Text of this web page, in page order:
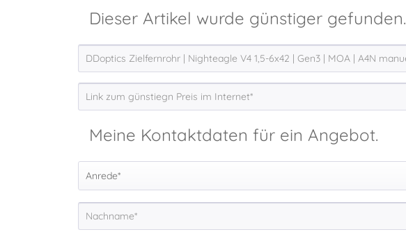
Dieser Artikel wurde günstiger gefunden.
Meine Kontaktdaten für ein Angebot.